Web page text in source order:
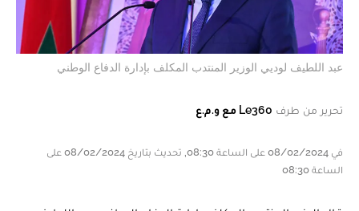
عبد اللطيف لوديي الوزير المنتدب المكلف بإدارة الدفاع الوطني
تحرير من طرف Le360 مع و.م.ع
في 08/02/2024 على الساعة 08:30, تحديث بتاريخ 08/02/2024 على
الساعة 08:30